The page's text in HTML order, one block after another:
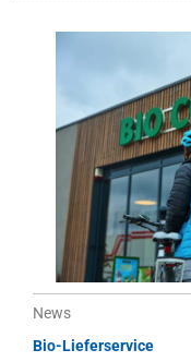
News
Bio-Lieferservice